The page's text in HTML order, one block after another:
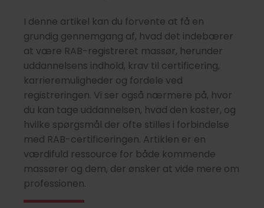
I denne artikel kan du forvente at få en
grundig gennemgang af, hvad det indebærer
at være RAB-registreret massør, herunder
uddannelsens indhold, krav til certificering,
karrieremuligheder og fordele ved
registreringen. Vi ser også nærmere på, hvor
du kan tage uddannelsen, hvad den koster, og
hvilke spørgsmål der ofte stilles i forbindelse
med RAB-certificeringen. Artiklen er en
værdifuld ressource for både kommende
massører og dem, der ønsker at vide mere om
professionen.